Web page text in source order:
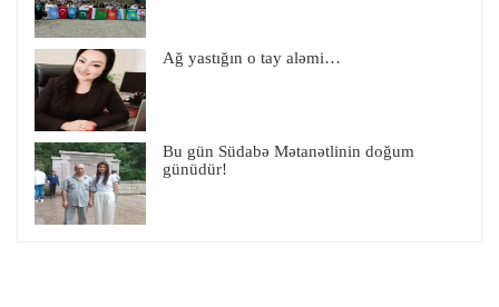
Ağ yastığın o tay aləmi…
Bu gün Südabə Mətanətlinin doğum
günüdür!